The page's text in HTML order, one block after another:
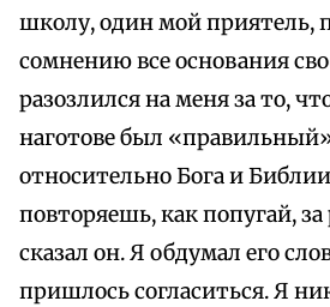
школу, один мой приятель,
сомнению все основания
разозлился на меня за то,
наготове был
относительно Бога и
повторяешь, как попугай,
сказал он. Я обдумал его
пришлось согласиться. Я